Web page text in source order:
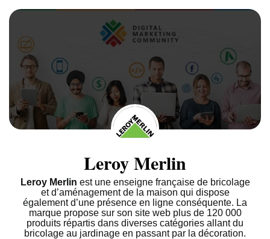
Leroy Merlin
Leroy Merlin est une enseigne française de bricolage
et d’aménagement de la maison qui dispose
également d’une présence en ligne conséquente. La
marque propose sur son site web plus de 120 000
produits répartis dans diverses catégories allant du
bricolage au jardinage en passant par la décoration.